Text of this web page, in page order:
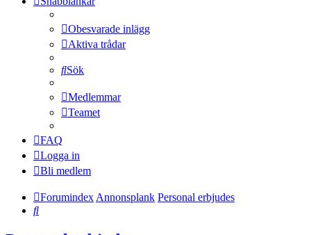
Obesvarade inlägg
Aktiva trådar
Sök
Medlemmar
Teamet
FAQ
Logga in
Bli medlem
Forumindex Annonsplank Personal erbjudes
Sök